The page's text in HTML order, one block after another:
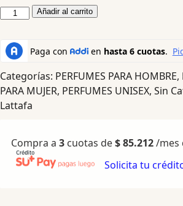
Añadir al carrito
Categorías: PERFUMES PARA HOMBRE,
PARA MUJER, PERFUMES UNISEX, Sin
Lattafa
Compra a 3 cuotas de$85.212/mes
Solicita tu